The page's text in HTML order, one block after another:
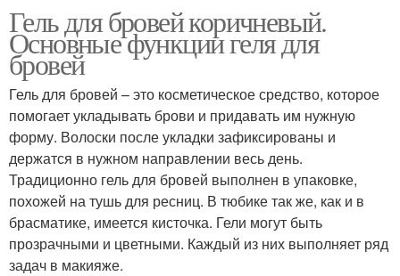
Гель для бровей коричневый.
Основные функции геля для
бровей
Гель для бровей – это косметическое средство, которое
помогает укладывать брови и придавать им нужную
форму. Волоски после укладки зафиксированы и
держатся в нужном направлении весь день.
Традиционно гель для бровей выполнен в упаковке,
похожей на тушь для ресниц. В тюбике так же, как и в
брасматике, имеется кисточка. Гели могут быть
прозрачными и цветными. Каждый из них выполняет ряд
задач в макияже.